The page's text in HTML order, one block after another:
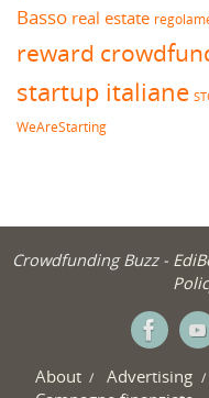
Basso real estate
reward
startup italiane
WeAreStarting
Crowdfunding Buzz -
About Advertising